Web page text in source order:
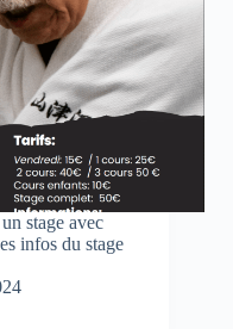
stage avec
infos du stage